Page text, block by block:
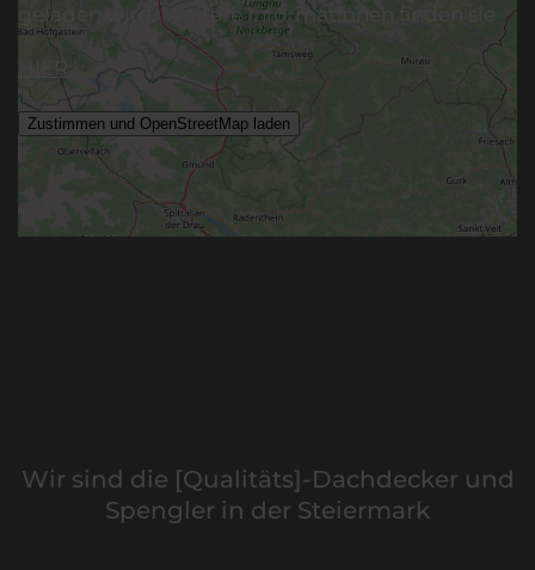
geladen wird. Weitere Informationen finden sie
HIER
Wir sind die [Qualitäts]-Dachdecker und
Spengler in der Steiermark